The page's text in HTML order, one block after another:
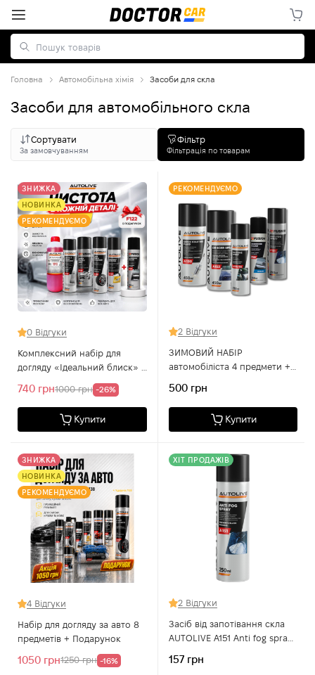
Головна Автомобільна хімія Засоби для скла
Засоби для автомобільного скла
Фільтр
Фільтрація по товарам
Сортувати
За замовчуванням
ЗНИЖКА
НОВИНКА
РЕКОМЕНДУЄМО
0 Відгуки
Комплексний набір для
догляду «Ідеальний блиск» –
5 засобів + ПОДАРУНОК!
740 грн1000 грн -26%
Купити
РЕКОМЕНДУЄМО
2 Відгуки
ЗИМОВИЙ НАБІР
автомобіліста 4 предмети + 1
500 грн
Купити
ЗНИЖКА
НОВИНКА
РЕКОМЕНДУЄМО
4 Відгуки
Набір для догляду за авто 8
предметів + Подарунок
1050 грн1250 грн -16%
ХІТ ПРОДАЖІВ
2 Відгуки
Засіб від запотівання скла
AUTOLIVE A151 Anti fog spray
157 грн